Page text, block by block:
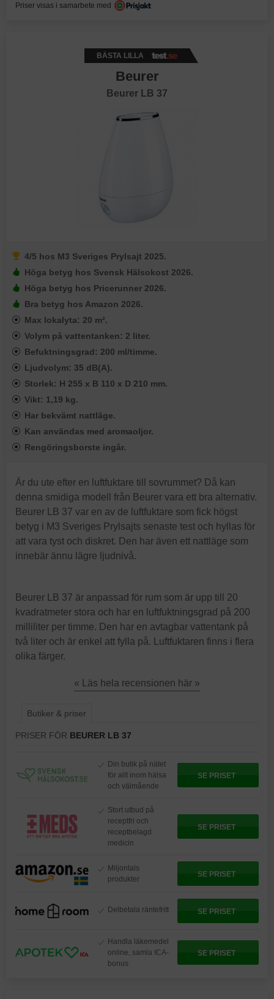
Priser visas i samarbete med
BÄSTA LILLA
Beurer
Beurer LB 37
4/5 hos M3 Sveriges Prylsajt 2025.
Höga betyg hos Svensk Hälsokost 2026.
Höga betyg hos Pricerunner 2026.
Bra betyg hos Amazon 2026.
Max lokalyta: 20 m².
Volym på vattentanken: 2 liter.
Befuktningsgrad: 200 ml/timme.
Ljudvolym: 35 dB(A).
Storlek: H 255 x B 110 x D 210 mm.
Vikt: 1,19 kg.
Har bekvämt nattläge.
Kan användas med aromaoljor.
Rengöringsborste ingår.
Är du ute efter en luftfuktare till sovrummet? Då kan
denna smidiga modell från Beurer vara ett bra alternativ.
Beurer LB 37 var en av de luftfuktare som fick högst
betyg i M3 Sveriges Prylsajts senaste test och hyllas för
att vara tyst och diskret. Den har även ett nattläge som
innebär ännu lägre ljudnivå.
Beurer LB 37 är anpassad för rum som är upp till 20
kvadratmeter stora och har en luftfuktningsgrad på 200
milliliter per timme. Den har en avtagbar vattentank på
två liter och är enkel att fylla på. Luftfuktaren finns i flera
olika färger.
« Läs hela recensionen här »
Butiker & priser
PRISER FÖR BEURER LB 37
Din butik på nätet
för allt inom hälsa
och välmående
SE PRISET
Stort utbud på
receptfri och
receptbelagd
medicin
SE PRISET
Miljontals
produkter
SE PRISET
Delbetala räntefritt SE PRISET
Handla läkemedel
online, samla ICA-
bonus
SE PRISET